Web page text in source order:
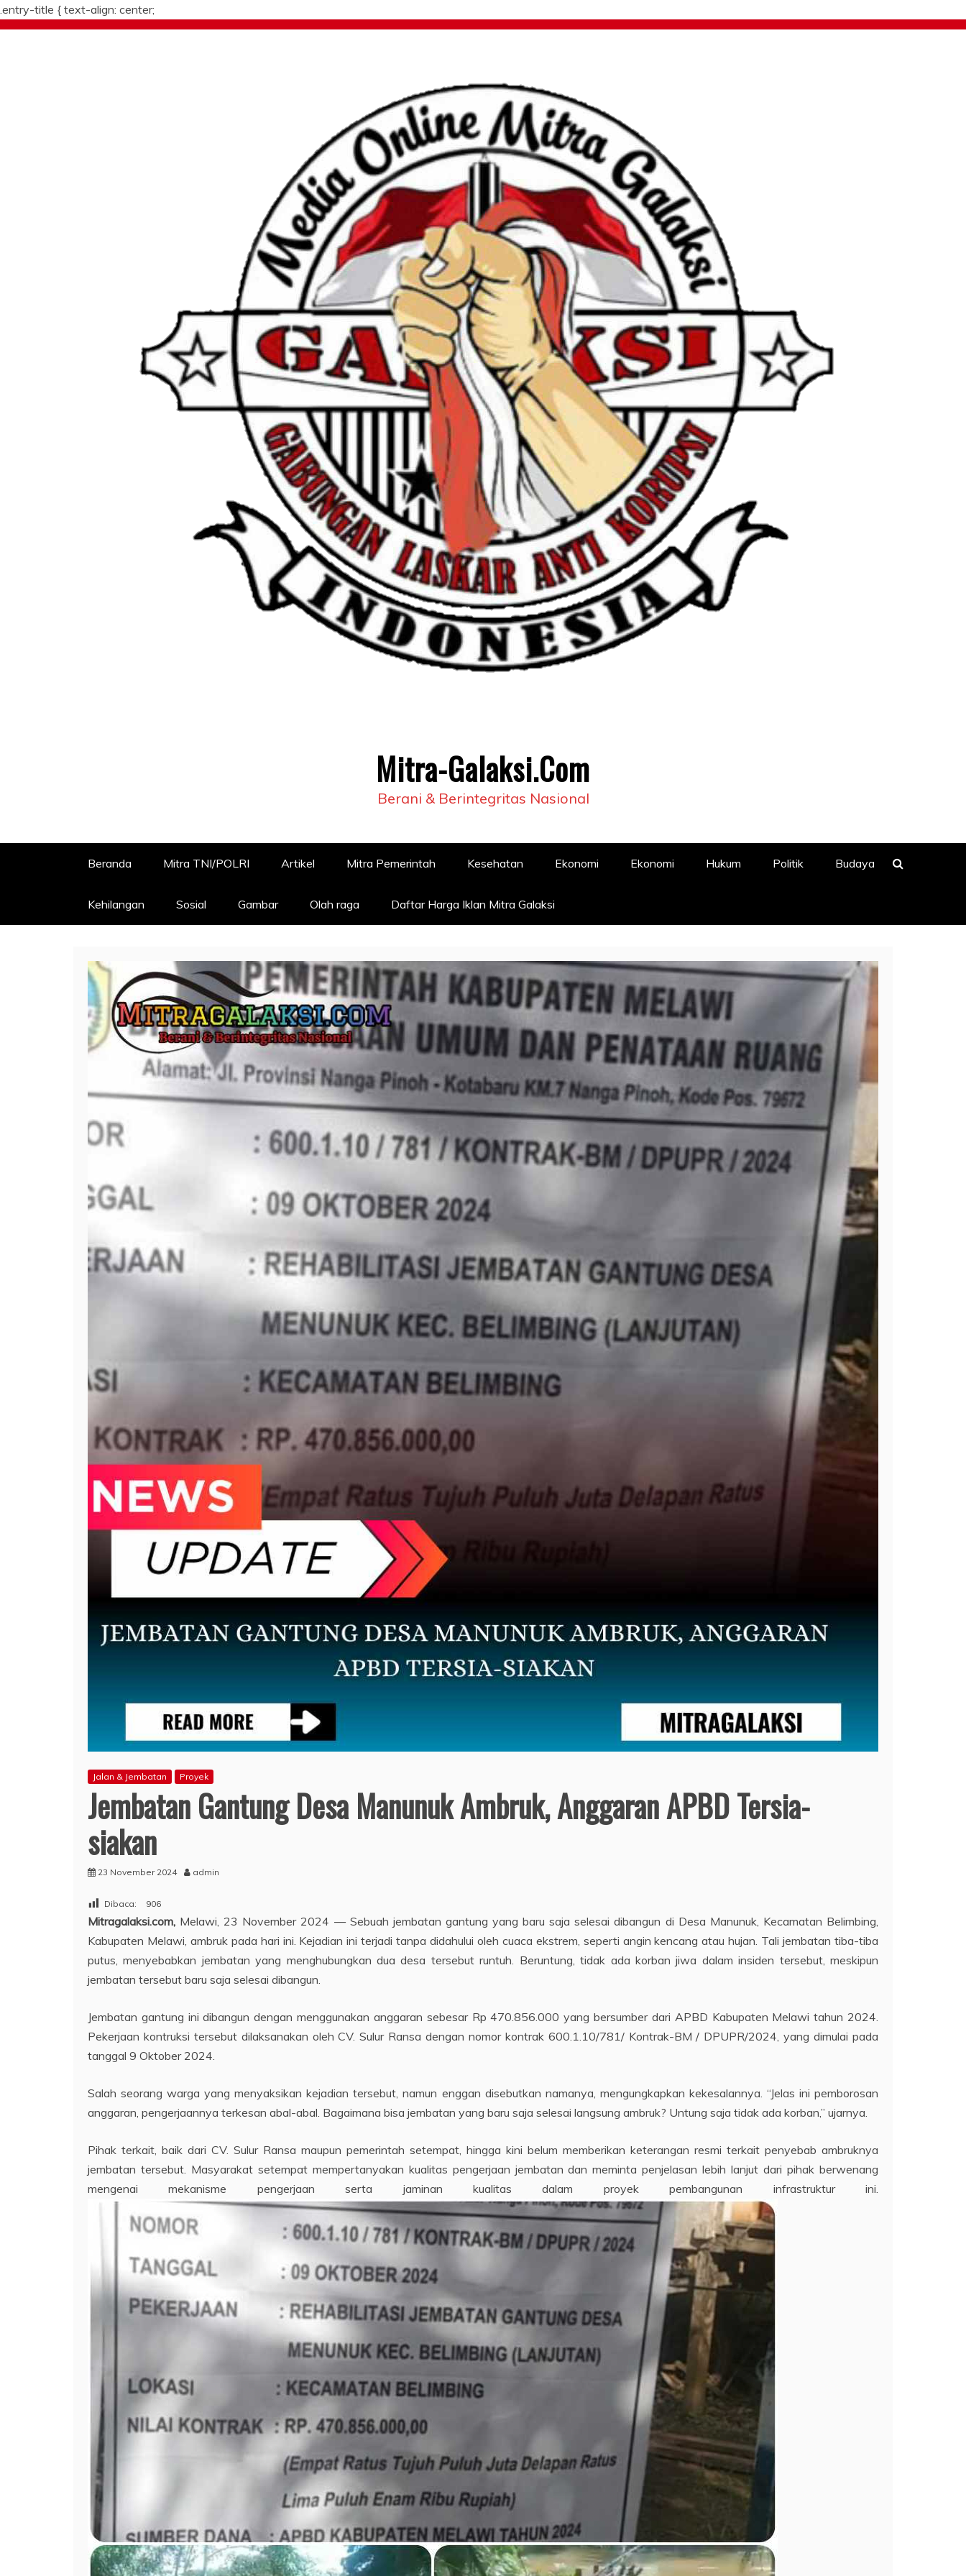
.entry-title { text-align: center;
Skip
Mitra-Galaksi.Com
Berani & Berintegritas Nasional
Beranda Mitra TNI/POLRI Artikel Mitra Pemerintah Kesehatan Ekonomi Ekonomi Hukum Politik Budaya
Kehilangan Sosial Gambar Olah raga Daftar Harga Iklan Mitra Galaksi
Jalan & Jembatan Proyek
Jembatan Gantung Desa Manunuk Ambruk, Anggaran APBD Tersia-
siakan
23 November 2024 admin
Dibaca: 906
Mitragalaksi.com, Melawi, 23 November 2024 — Sebuah jembatan gantung yang baru saja selesai dibangun di Desa Manunuk, Kecamatan Belimbing,
Kabupaten Melawi, ambruk pada hari ini. Kejadian ini terjadi tanpa didahului oleh cuaca ekstrem, seperti angin kencang atau hujan. Tali jembatan tiba-tiba
putus, menyebabkan jembatan yang menghubungkan dua desa tersebut runtuh. Beruntung, tidak ada korban jiwa dalam insiden tersebut, meskipun
jembatan tersebut baru saja selesai dibangun.
Jembatan gantung ini dibangun dengan menggunakan anggaran sebesar Rp 470.856.000 yang bersumber dari APBD Kabupaten Melawi tahun 2024.
Pekerjaan kontruksi tersebut dilaksanakan oleh CV. Sulur Ransa dengan nomor kontrak 600.1.10/781/ Kontrak-BM / DPUPR/2024, yang dimulai pada
tanggal 9 Oktober 2024.
Salah seorang warga yang menyaksikan kejadian tersebut, namun enggan disebutkan namanya, mengungkapkan kekesalannya. “Jelas ini pemborosan
anggaran, pengerjaannya terkesan abal-abal. Bagaimana bisa jembatan yang baru saja selesai langsung ambruk? Untung saja tidak ada korban,” ujarnya.
Pihak terkait, baik dari CV. Sulur Ransa maupun pemerintah setempat, hingga kini belum memberikan keterangan resmi terkait penyebab ambruknya
jembatan tersebut. Masyarakat setempat mempertanyakan kualitas pengerjaan jembatan dan meminta penjelasan lebih lanjut dari pihak berwenang
mengenai mekanisme pengerjaan serta jaminan kualitas dalam proyek pembangunan infrastruktur ini.